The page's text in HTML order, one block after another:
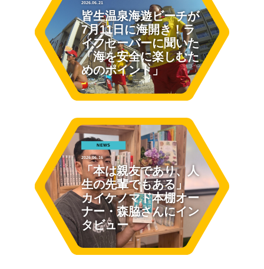
2026.06.21
皆生温泉海遊ビーチが
7月11日に海開き！ラ
イフセーバーに聞いた
「海を安全に楽しむた
めのポイント」
NEWS
2026.06.16
「本は親友であり、人
生の先輩でもある」
カイケノマド本棚オー
ナー・森脇さんにイン
タビュー